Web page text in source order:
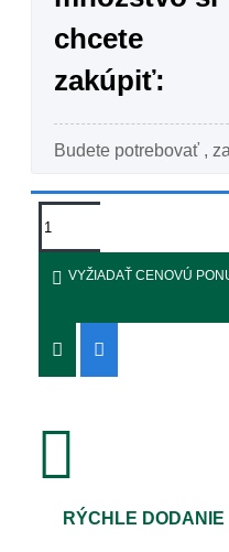
chcete
zakúpiť:
Budete potrebovať ,
VYŽIADAŤ CENOVÚ
RÝCHLE DODANIE